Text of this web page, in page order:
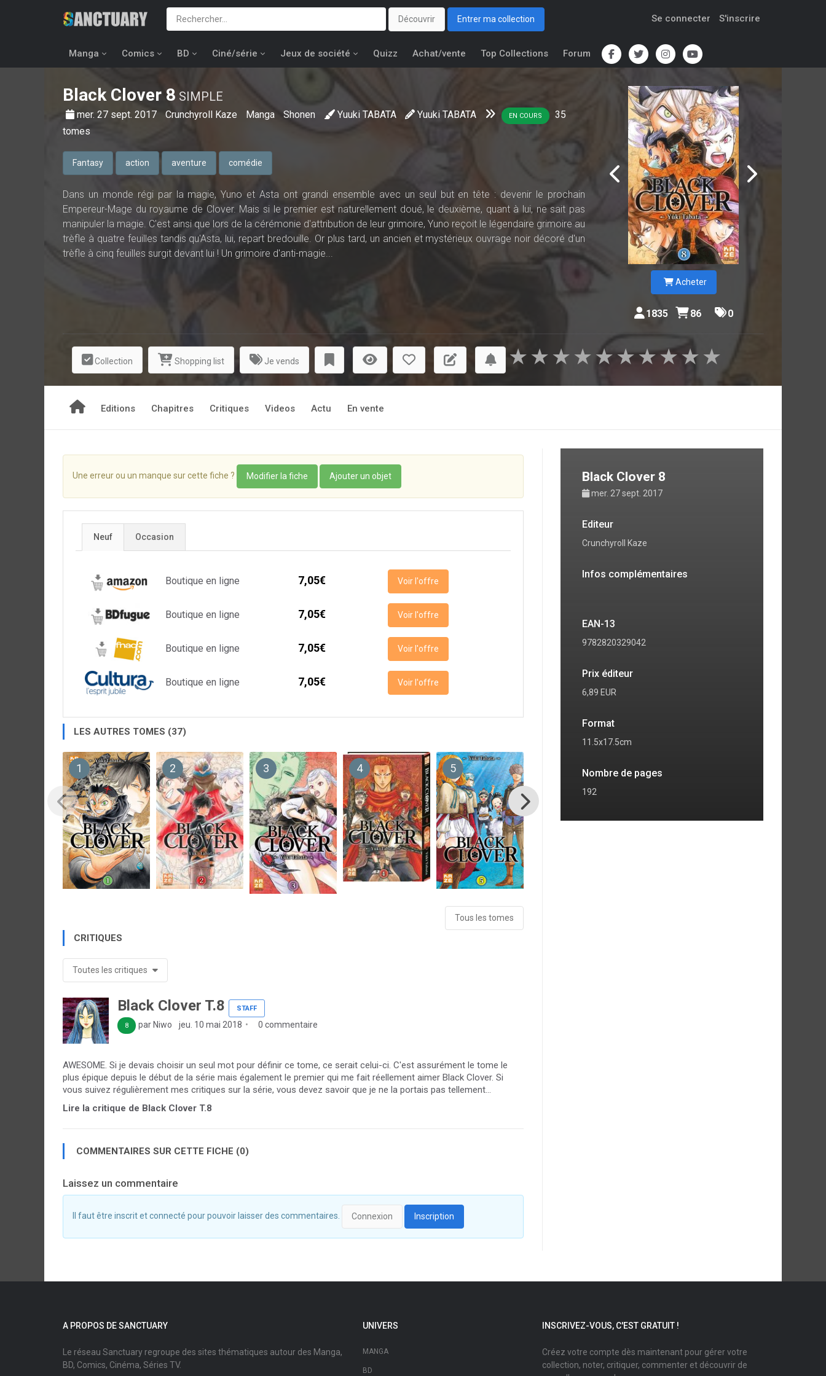
Découvrir Entrer ma collection Se connecter S'inscrire
Manga Comics BD Ciné/série Jeux de société Quizz Achat/vente Top Collections Forum
Black Clover 8 SIMPLE
mer. 27 sept. 2017 Crunchyroll Kaze Manga Shonen Yuuki TABATA Yuuki TABATA EN COURS
35
tomes
Fantasy action aventure comédie
Dans un monde régi par la magie, Yuno et Asta ont grandi ensemble avec un seul but en tête : devenir le prochain
Empereur-Mage du royaume de Clover. Mais si le premier est naturellement doué, le deuxième, quant à lui, ne sait pas
manipuler la magie. C'est ainsi que lors de la cérémonie d'attribution de leur grimoire, Yuno reçoit le légendaire grimoire au
trèfle à quatre feuilles tandis qu'Asta, lui, repart bredouille. Or plus tard, un ancien et mystérieux ouvrage noir décoré d'un
trèfle à cinq feuilles surgit devant lui ! Un grimoire d'anti-magie...
Acheter
1835 86 0
Collection Shopping list Je vends ★
★
★
★
★
★
★
★
★
★
Editions Chapitres Critiques Videos Actu En vente
Une erreur ou un manque sur cette fiche ? Modifier la fiche Ajouter un objet
Neuf Occasion
Boutique en ligne 7,05€ Voir l'offre
Boutique en ligne 7,05€ Voir l'offre
Boutique en ligne 7,05€ Voir l'offre
Boutique en ligne 7,05€ Voir l'offre
LES AUTRES TOMES (37)
1 2 3 4 5 7
Tous les tomes
CRITIQUES
Toutes les critiques
Black Clover T.8 STAFF
8 par Niwo jeu. 10 mai 2018 0 commentaire
AWESOME. Si je devais choisir un seul mot pour définir ce tome, ce serait celui-ci. C'est assurément le tome le
plus épique depuis le début de la série mais également le premier qui me fait réellement aimer Black Clover. Si
vous suivez régulièrement mes critiques sur la série, vous devez savoir que je ne la portais pas tellement...
Lire la critique de Black Clover T.8
COMMENTAIRES SUR CETTE FICHE (0)
Laissez un commentaire
Il faut être inscrit et connecté pour pouvoir laisser des commentaires. Connexion Inscription
Black Clover 8
mer. 27 sept. 2017
Editeur
Crunchyroll Kaze
Infos complémentaires
EAN-13
9782820329042
Prix éditeur
6,89 EUR
Format
11.5x17.5cm
Nombre de pages
192
A PROPOS DE SANCTUARY
Le réseau Sanctuary regroupe des sites thématiques autour des Manga,
BD, Comics, Cinéma, Séries TV.
UNIVERS
MANGA
BD
INSCRIVEZ-VOUS, C'EST GRATUIT !
Créez votre compte dès maintenant pour gérer votre
collection, noter, critiquer, commenter et découvrir de